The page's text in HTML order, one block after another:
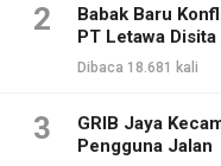
2
Babak Baru
PT Letawa
Dibaca 18.681 kali
3
GRIB Jaya
Pengguna Jalan